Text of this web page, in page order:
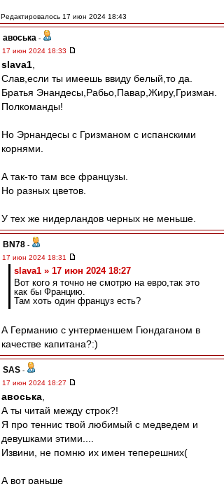
Редактировалось 17 июн 2024 18:43
авоська -
17 июн 2024 18:33
slava1
Слав,если ты имеешь ввиду белый,то да.
Братья Энандесы,Рабьо,Павар,Жиру,Гризман.
Полкоманды!
Но Эрнандесы с Гризманом с испанскими
корнями.
А так-то там все французы.
Но разных цветов.
У тех же нидерландов черных не меньше.
BN78 -
17 июн 2024 18:31
slava1 » 17 июн 2024 18:27
Вот кого я точно не смотрю на евро,так это
как бы Францию.
Там хоть один француз есть?
А Германию с унтерменшем Гюндаганом в
качестве капитана?:)
SAS -
17 июн 2024 18:27
авоська
А ты читай между строк?!
Я про теннис твой любимый с медведем и
девушками этими....
Извини, не помню их имен теперешних(
А вот раньше